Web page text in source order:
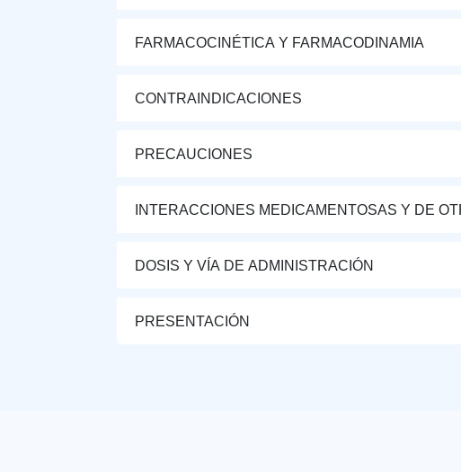
FARMACOCINÉTICA Y FARMACODINAMIA
CONTRAINDICACIONES
PRECAUCIONES
INTERACCIONES MEDICAMENTOSAS Y DE
DOSIS Y VÍA DE ADMINISTRACIÓN
PRESENTACIÓN